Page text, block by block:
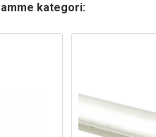
kategori: